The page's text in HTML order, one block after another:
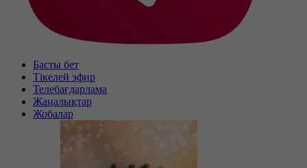
Басты бет
Тікелей эфир
Телебағдарлама
Жаңалықтар
Жобалар